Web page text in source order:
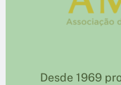
Desde 1969